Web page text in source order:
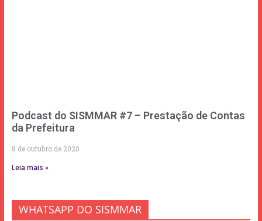
Podcast do SISMMAR #7 – Prestação de Contas
da Prefeitura
8 de outubro de 2020
Leia mais »
WHATSAPP DO SISMMAR